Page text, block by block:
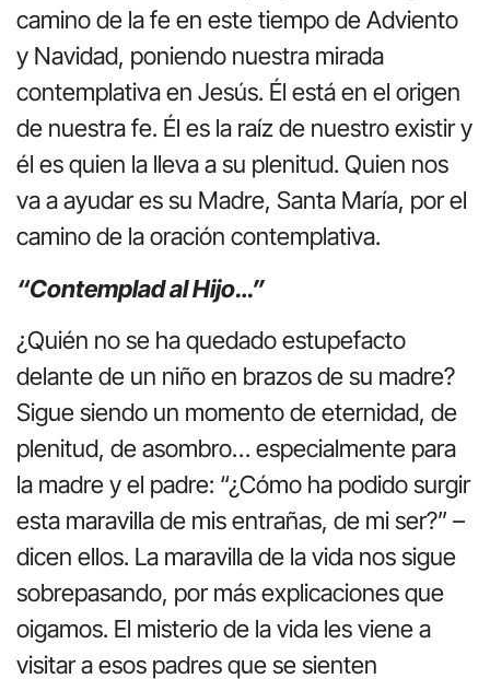
camino de la fe en este tiempo de Adviento
y Navidad, poniendo nuestra mirada
contemplativa en Jesús. Él está en el origen
de nuestra fe. Él es la raíz de nuestro existir y
él es quien la lleva a su plenitud. Quien nos
va a ayudar es su Madre, Santa María, por el
camino de la oración contemplativa.
“Contemplad al Hijo…”
¿Quién no se ha quedado estupefacto
delante de un niño en brazos de su madre?
Sigue siendo un momento de eternidad, de
plenitud, de asombro… especialmente para
la madre y el padre: “¿Cómo ha podido surgir
esta maravilla de mis entrañas, de mi ser?” –
dicen ellos. La maravilla de la vida nos sigue
sobrepasando, por más explicaciones que
oigamos. El misterio de la vida les viene a
visitar a esos padres que se sienten